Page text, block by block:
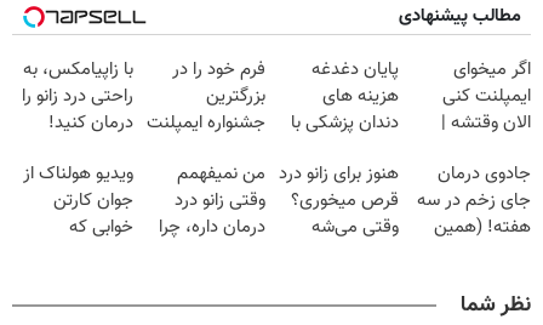
مطالب پیشنهادی
اگر میخوای
ایمپلنت کنی
الان وقتشه |
میلیون تومان!!!
پایان دغدغه
هزینه های
دندان پزشکی با
خانگی
فرم خود را در
بزرگترین
جشنواره ایمپلنت
فقط ۲۵ میلیون
با زاپیامکس، به
راحتی درد زانو را
درمان کنید!
جادوی درمان
جای زخم در سه
هفته! (همین
هنوز برای زانو درد
قرص میخوری؟
وقتی می‌شه
من نمیفهمم
وقتی زانو درد
درمان داره، چرا
ویدیو هولناک از
جوان کارتن
خوابی که
نظر شما